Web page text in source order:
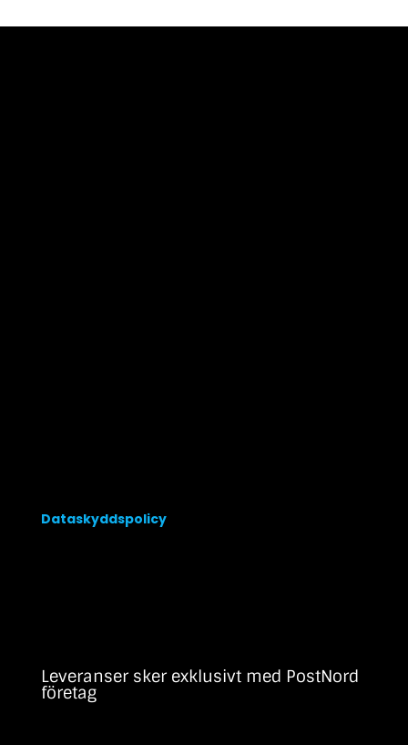
Dataskyddspolicy
Leveranser sker exklusivt med PostNord
företag